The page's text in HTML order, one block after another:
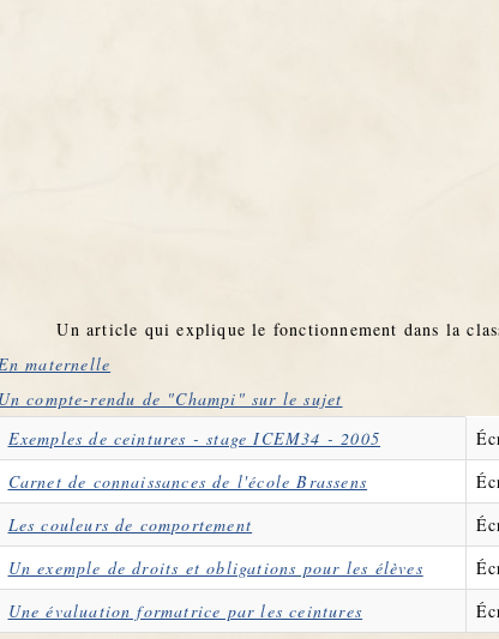
Un article qui explique le fonctionnement dans la
maternelle
Un compte-rendu de "Champi" sur le sujet
Articles
Titre Auteur
Exemples de ceintures - stage ICEM34 - 2005
Carnet de connaissances de l'école Brassens
Les couleurs de comportement
Un exemple de droits et obligations pour les élèves
Une évaluation formatrice par les ceintures